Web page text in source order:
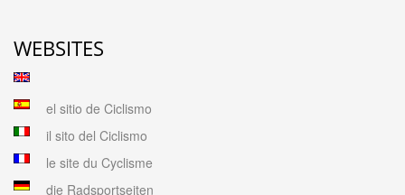
WEBSITES
el sitio de Ciclismo
il sito del Ciclismo
le site du Cyclisme
die Radsportseiten